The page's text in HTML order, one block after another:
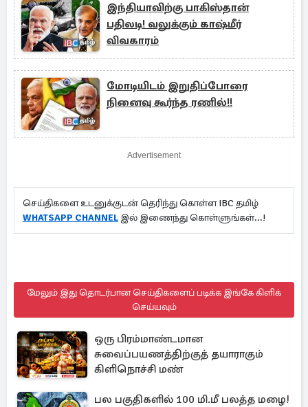
இந்தியாவிற்கு பாகிஸ்தான்
பதிலடி! வலுக்கும் காஷ்மீர்
விவகாரம்
மோடியிடம் இறுதிப்போரை
நினைவு கூர்ந்த ரணில்!!
Advertisement
செய்திகளை உடனுக்குடன் தெரிந்து கொள்ள IBC தமிழ்
WHATSAPP CHANNEL இல் இணைந்து கொள்ளுங்கள்...!
மேலும் இது தொடர்பான செய்திகளைப் படிக்க இங்கே கிளிக்
செய்யவும்
ஒரு பிரம்மாண்டமான
சுவைப்பயணத்திற்குத் தயாராகும்
கிளிநொச்சி மண்
பல பகுதிகளில் 100 மி.மீ பலத்த மழை!